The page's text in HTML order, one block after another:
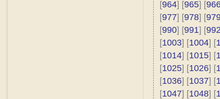
[964] [965] [
[977] [978] [
[990] [991] [
[1003] [1004] [
[1014] [1015] [
[1025] [1026] [
[1036] [1037] [
[1047] [1048] [